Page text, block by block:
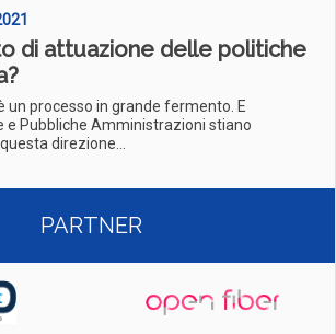
di attuazione delle politiche
un processo in grande fermento. E
e Pubbliche Amministrazioni stiano
direzione...
PARTNER